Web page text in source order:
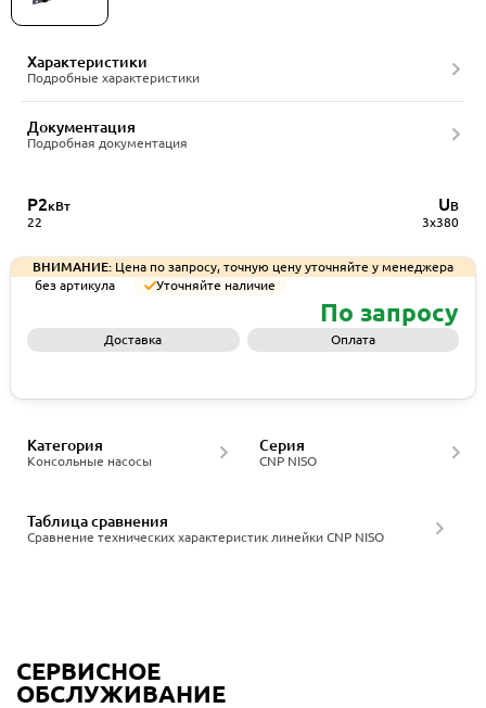
Характеристики
Подробные характеристики
Документация
Подробная документация
P2кВт
22
UВ
3x380
ВНИМАНИЕ: Цена по запросу, точную цену уточняйте у менеджера
без артикула
Уточняйте наличие
По запросу
Доставка Оплата
Консольные насосы
Категория
CNP NISO
Серия
Сравнение технических характеристик линейки CNP NISO
Таблица сравнения
СЕРВИСНОЕ
ОБСЛУЖИВАНИЕ